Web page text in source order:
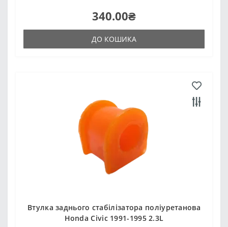
340.00₴
ДО КОШИКА
Втулка заднього стабілізатора поліуретанова
Honda Civic 1991-1995 2.3L